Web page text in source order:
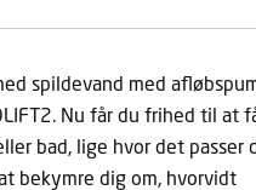
spildevand med
Nu får du frihed til at
bad, lige hvor det passer
bekymre dig om, hvorvidt